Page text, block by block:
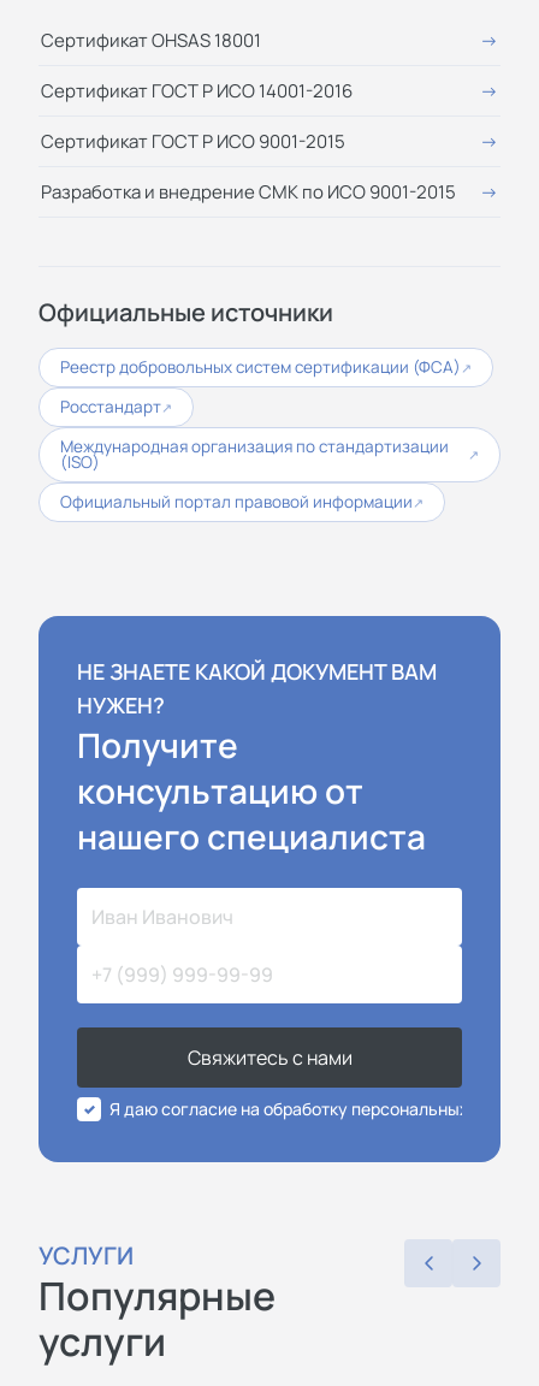
Сертификат OHSAS 18001
Сертификат ГОСТ Р ИСО 14001-2016
Сертификат ГОСТ Р ИСО 9001-2015
Разработка и внедрение СМК по ИСО 9001-2015
Официальные источники
Реестр добровольных систем сертификации (ФСА) ↗
Росстандарт↗
Международная организация по стандартизации
(ISO) ↗
Официальный портал правовой информации ↗
НЕ ЗНАЕТЕ КАКОЙ ДОКУМЕНТ ВАМ
НУЖЕН?
Получите
консультацию от
нашего специалиста
Свяжитесь с нами
Я даю согласие на обработку персональных
УСЛУГИ
Популярные
услуги